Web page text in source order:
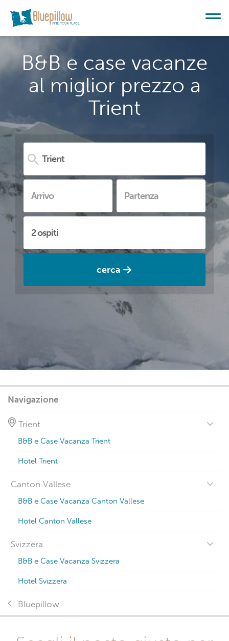
B&B e case vacanze
al miglior prezzo a
Trient
cerca
Navigazione
Trient
B&B e Case Vacanza Trient
Hotel Trient
Canton Vallese
B&B e Case Vacanza Canton Vallese
Hotel Canton Vallese
Svizzera
B&B e Case Vacanza Svizzera
Hotel Svizzera
Bluepillow